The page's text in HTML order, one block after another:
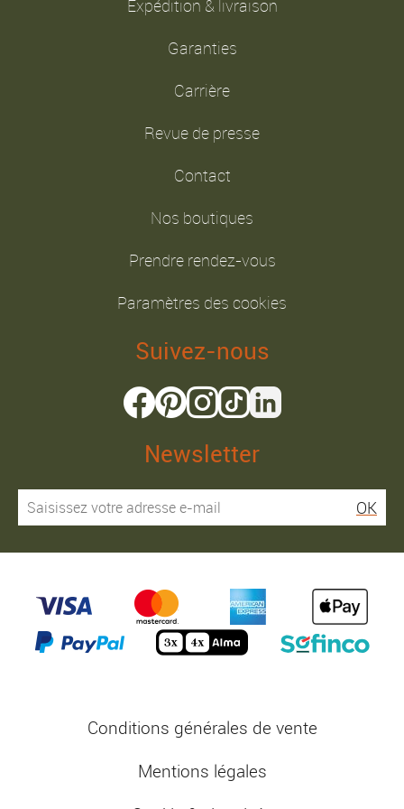
Expédition & livraison
Garanties
Carrière
Revue de presse
Contact
Nos boutiques
Prendre rendez-vous
Paramètres des cookies
Suivez-nous
Newsletter
OK
Conditions générales de vente
Mentions légales